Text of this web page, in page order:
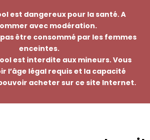
est dangereux pour la santé. A
avec modération.
pas être consommé par les femmes
enceintes.
est interdite aux mineurs. Vous
l’âge légal requis et la capacité
acheter sur ce site Internet.